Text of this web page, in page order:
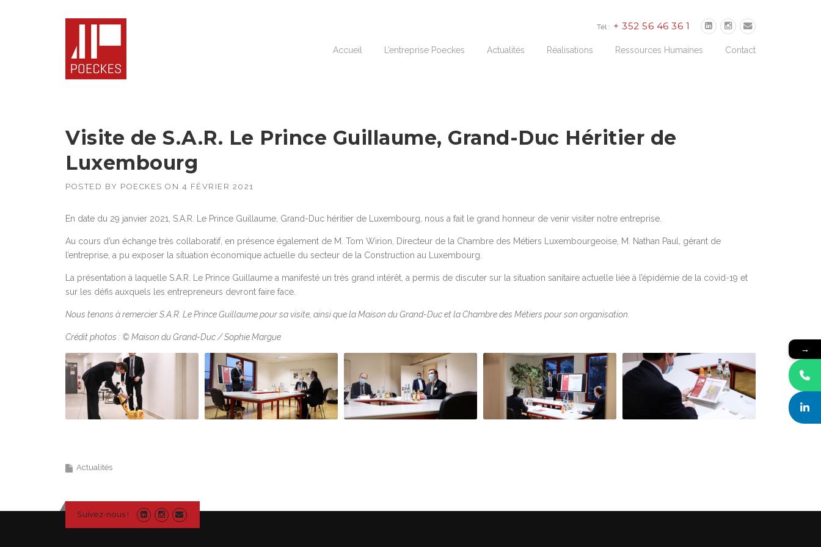
Tél : + 352 56 46 36 1
Accueil L’entreprise Poeckes Actualités Réalisations Ressources Humaines Contact
Visite de S.A.R. Le Prince Guillaume, Grand-Duc Héritier de
Luxembourg
POSTED BY POECKES ON 4 FÉVRIER 2021
En date du 29 janvier 2021, S.A.R. Le Prince Guillaume, Grand-Duc héritier de Luxembourg, nous a fait le grand honneur de venir visiter notre entreprise.
Au cours d’un échange très collaboratif, en présence également de M. Tom Wirion, Directeur de la Chambre des Métiers Luxembourgeoise, M. Nathan Paul, gérant de
l’entreprise, a pu exposer la situation économique actuelle du secteur de la Construction au Luxembourg.
La présentation à laquelle S.A.R. Le Prince Guillaume a manifesté un très grand intérêt, a permis de discuter sur la situation sanitaire actuelle liée à l’épidémie de la covid-19 et
sur les défis auxquels les entrepreneurs devront faire face.
Nous tenons à remercier S.A.R. Le Prince Guillaume pour sa visite, ainsi que la Maison du Grand-Duc et la Chambre des Métiers pour son organisation.
Crédit photos : © Maison du Grand-Duc / Sophie Margue
Actualités
Suivez-nous !
→